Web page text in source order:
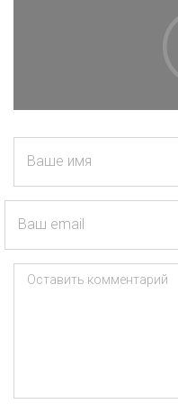
Ваше имя
Ваш email
Оставить комментарий